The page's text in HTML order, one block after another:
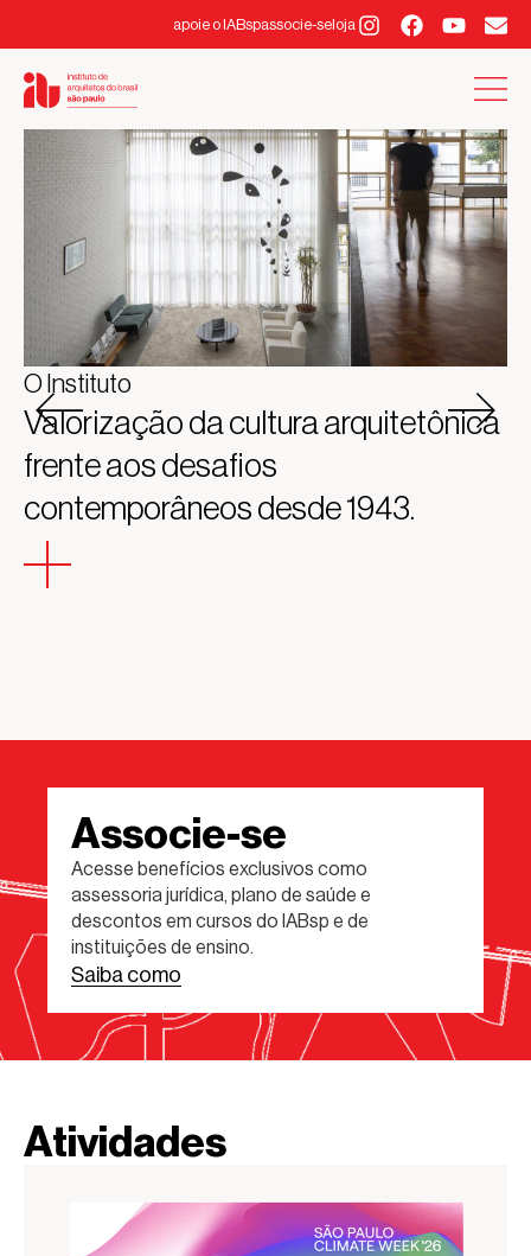
apoie o IABspassocie-seloja
O Instituto
Valorização da cultura arquitetônica
frente aos desafios
contemporâneos desde 1943.
Associe-se
Acesse benefícios exclusivos como
assessoria jurídica, plano de saúde e
descontos em cursos do IABsp e de
instituições de ensino.
Saiba como
Atividades